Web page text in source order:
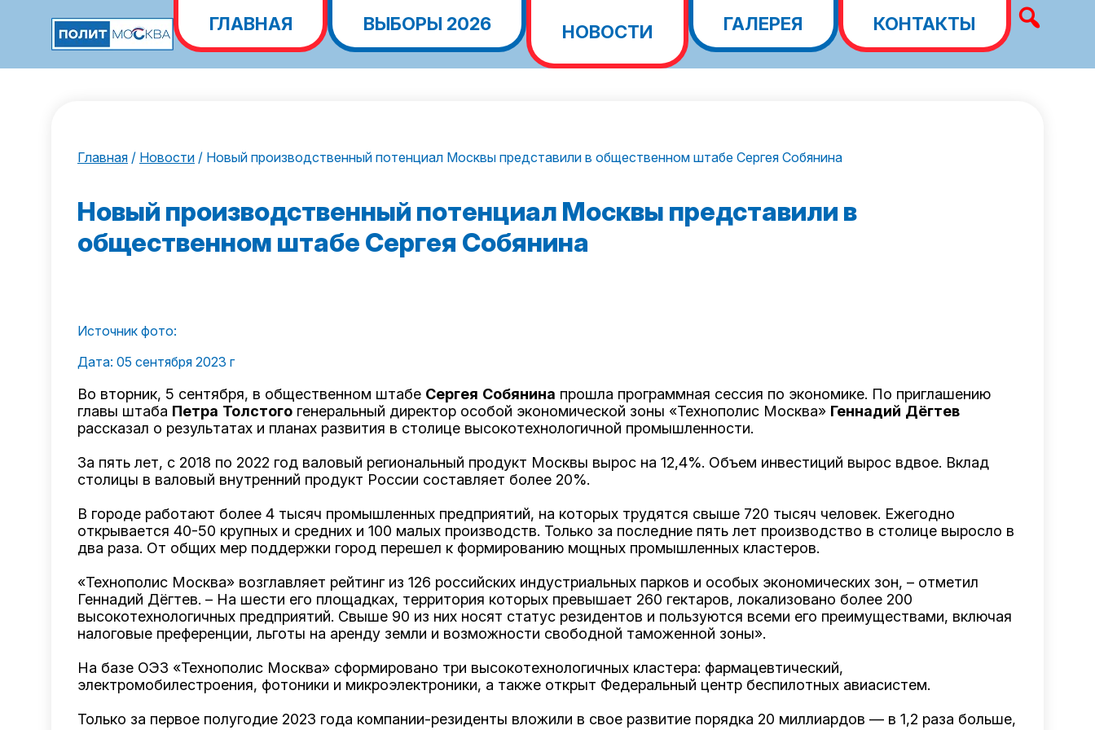
ГЛАВНАЯ ВЫБОРЫ 2026 НОВОСТИ ГАЛЕРЕЯ КОНТАКТЫ
Главная / Новости / Новый производственный потенциал Москвы представили в общественном штабе Сергея Собянина
Новый производственный потенциал Москвы представили в
общественном штабе Сергея Собянина
Источник фото:
Дата: 05 сентября 2023 г
Во вторник, 5 сентября, в общественном штабе Сергея Собянина прошла программная сессия по экономике. По приглашению
главы штаба Петра Толстого генеральный директор особой экономической зоны «Технополис Москва» Геннадий Дёгтев
рассказал о результатах и планах развития в столице высокотехнологичной промышленности.
За пять лет, с 2018 по 2022 год валовый региональный продукт Москвы вырос на 12,4%. Объем инвестиций вырос вдвое. Вклад
столицы в валовый внутренний продукт России составляет более 20%.
В городе работают более 4 тысяч промышленных предприятий, на которых трудятся свыше 720 тысяч человек. Ежегодно
открывается 40-50 крупных и средних и 100 малых производств. Только за последние пять лет производство в столице выросло в
два раза. От общих мер поддержки город перешел к формированию мощных промышленных кластеров.
«Технополис Москва» возглавляет рейтинг из 126 российских индустриальных парков и особых экономических зон, – отметил
Геннадий Дёгтев. – На шести его площадках, территория которых превышает 260 гектаров, локализовано более 200
высокотехнологичных предприятий. Свыше 90 из них носят статус резидентов и пользуются всеми его преимуществами, включая
налоговые преференции, льготы на аренду земли и возможности свободной таможенной зоны».
На базе ОЭЗ «Технополис Москва» сформировано три высокотехнологичных кластера: фармацевтический,
электромобилестроения, фотоники и микроэлектроники, а также открыт Федеральный центр беспилотных авиасистем.
Только за первое полугодие 2023 года компании-резиденты вложили в свое развитие порядка 20 миллиардов — в 1,2 раза больше,